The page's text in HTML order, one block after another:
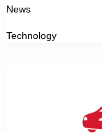
News
Technology